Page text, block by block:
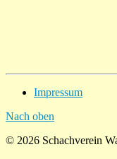
Impressum
Nach oben
© 2026 Schachverein